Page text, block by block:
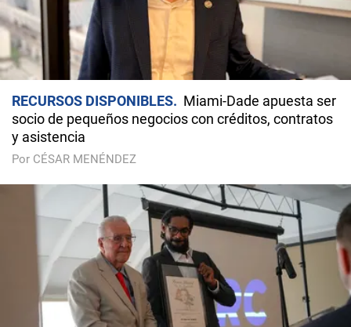
RECURSOS DISPONIBLES
Miami-Dade apuesta ser
socio de pequeños negocios con créditos, contratos
y asistencia
Por CÉSAR MENÉNDEZ